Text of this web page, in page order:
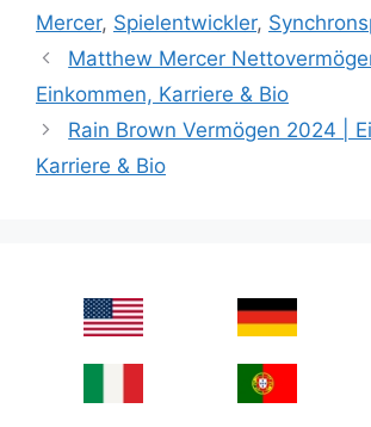
Mercer, Spielentwickler,
Matthew Mercer
Einkommen, Karriere & Bio
Rain Brown Vermögen 2024 |
Karriere & Bio